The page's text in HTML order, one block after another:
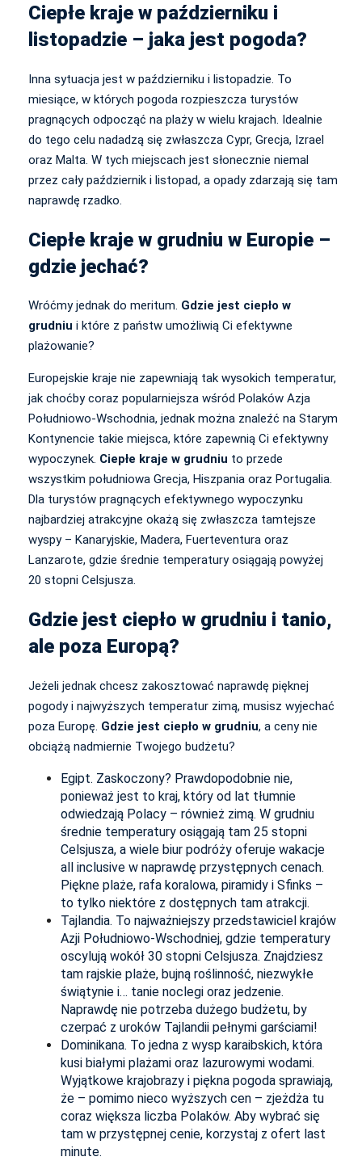
Ciepłe kraje w październiku i
listopadzie – jaka jest pogoda?
Inna sytuacja jest w październiku i listopadzie. To
miesiące, w których pogoda rozpieszcza turystów
pragnących odpocząć na plaży w wielu krajach. Idealnie
do tego celu nadadzą się zwłaszcza Cypr, Grecja, Izrael
oraz Malta. W tych miejscach jest słonecznie niemal
przez cały październik i listopad, a opady zdarzają się tam
naprawdę rzadko.
Ciepłe kraje w grudniu w Europie –
gdzie jechać?
Wróćmy jednak do meritum. Gdzie jest ciepło w
grudniu i które z państw umożliwią Ci efektywne
plażowanie?
Europejskie kraje nie zapewniają tak wysokich temperatur,
jak choćby coraz popularniejsza wśród Polaków Azja
Południowo-Wschodnia, jednak można znaleźć na Starym
Kontynencie takie miejsca, które zapewnią Ci efektywny
wypoczynek. Ciepłe kraje w grudniu to przede
wszystkim południowa Grecja, Hiszpania oraz Portugalia.
Dla turystów pragnących efektywnego wypoczynku
najbardziej atrakcyjne okażą się zwłaszcza tamtejsze
wyspy – Kanaryjskie, Madera, Fuerteventura oraz
Lanzarote, gdzie średnie temperatury osiągają powyżej
20 stopni Celsjusza.
Gdzie jest ciepło w grudniu i tanio,
ale poza Europą?
Jeżeli jednak chcesz zakosztować naprawdę pięknej
pogody i najwyższych temperatur zimą, musisz wyjechać
poza Europę. Gdzie jest ciepło w grudniu, a ceny nie
obciążą nadmiernie Twojego budżetu?
Egipt. Zaskoczony? Prawdopodobnie nie,
ponieważ jest to kraj, który od lat tłumnie
odwiedzają Polacy – również zimą. W grudniu
średnie temperatury osiągają tam 25 stopni
Celsjusza, a wiele biur podróży oferuje wakacje
all inclusive w naprawdę przystępnych cenach.
Piękne plaże, rafa koralowa, piramidy i Sfinks –
to tylko niektóre z dostępnych tam atrakcji.
Tajlandia. To najważniejszy przedstawiciel krajów
Azji Południowo-Wschodniej, gdzie temperatury
oscylują wokół 30 stopni Celsjusza. Znajdziesz
tam rajskie plaże, bujną roślinność, niezwykłe
świątynie i… tanie noclegi oraz jedzenie.
Naprawdę nie potrzeba dużego budżetu, by
czerpać z uroków Tajlandii pełnymi garściami!
Dominikana. To jedna z wysp karaibskich, która
kusi białymi plażami oraz lazurowymi wodami.
Wyjątkowe krajobrazy i piękna pogoda sprawiają,
że – pomimo nieco wyższych cen – zjeżdża tu
coraz większa liczba Polaków. Aby wybrać się
tam w przystępnej cenie, korzystaj z ofert last
minute.